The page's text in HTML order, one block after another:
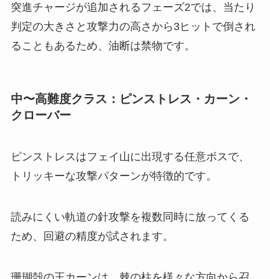
突進チャージが追加されるフェーズ2では、当たり
判定の大きさと攻撃力の高さから3ヒットで倒され
ることもあるため、油断は禁物です。
中〜高難度クラス：ピンストレス・カーン・
クローバー
ピンストレスはフェイ山に出現する任意ボスで、
トリッキーな攻撃パターンが特徴的です。
読みにくい軌道の針攻撃を複数同時に放ってくる
ため、回避の精度が試されます。